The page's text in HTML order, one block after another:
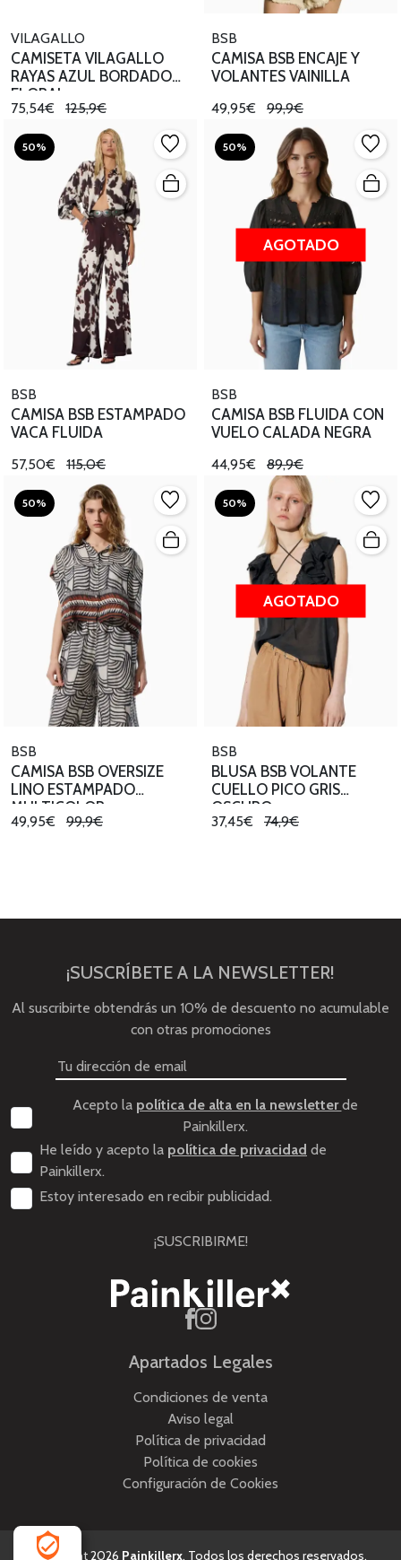
VILAGALLO
CAMISETA VILAGALLO
RAYAS AZUL BORDADO
FLORAL
75,54€ 125,9€
BSB
CAMISA BSB ENCAJE Y
VOLANTES VAINILLA
49,95€ 99,9€
50%
BSB
CAMISA BSB ESTAMPADO
VACA FLUIDA
57,50€ 115,0€
50%
AGOTADO
BSB
CAMISA BSB FLUIDA CON
VUELO CALADA NEGRA
44,95€ 89,9€
50%
BSB
CAMISA BSB OVERSIZE
LINO ESTAMPADO
MULTICOLOR
49,95€ 99,9€
50%
AGOTADO
BSB
BLUSA BSB VOLANTE
CUELLO PICO GRIS
OSCURO
37,45€ 74,9€
¡SUSCRÍBETE A LA NEWSLETTER!
Al suscribirte obtendrás un 10% de descuento no acumulable
con otras promociones
Acepto la política de alta en la newsletterde
Painkillerx.
He leído y acepto la política de privacidad de
Painkillerx.
Estoy interesado en recibir publicidad.
¡SUSCRIBIRME!
Apartados Legales
Condiciones de venta
Aviso legal
Política de privacidad
Política de cookies
Configuración de Cookies
Copyright 2026 Painkillerx. Todos los derechos reservados.